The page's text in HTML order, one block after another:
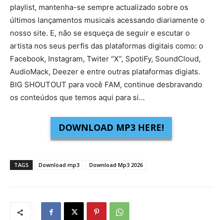
playlist, mantenha-se sempre actualizado sobre os
últimos lançamentos musicais acessando diariamente o
nosso site. E, não se esqueça de seguir e escutar o
artista nos seus perfis das plataformas digitais como: o
Facebook, Instagram, Twiter “X”, SpotiFy, SoundCloud,
AudioMack, Deezer e entre outras plataformas digiats.
BIG SHOUTOUT para você FAM, continue desbravando
os conteúdos que temos aqui para si…
DOWNLOAD MP3 HERE!
TAGS Download mp3 Download Mp3 2026